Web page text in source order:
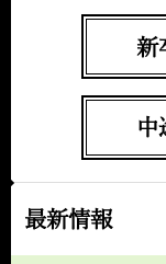
新
中
最新情報